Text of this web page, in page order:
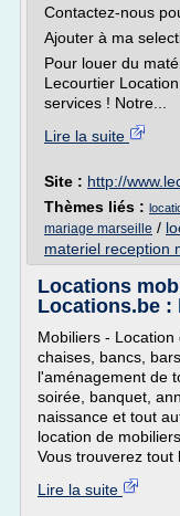
Contactez-nous
Ajouter à ma
Pour louer du
Lecourtier
services ! Notre...
Lire la suite
Site : http://
Thèmes liés :
mariage marseille /
materiel reception
Locations
Locations.be :
Mobiliers - Location
chaises, bancs,
l'aménagement de
soirée, banquet,
naissance et tout
location de
Vous trouverez tout
Lire la suite